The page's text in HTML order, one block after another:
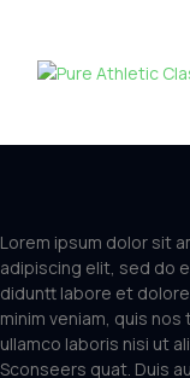
Lorem ipsum dolor sit
adipiscing elit, sed do
diduntt labore et
minim veniam, quis
ullamco laboris nisi ut
Sconseers quat. Duis